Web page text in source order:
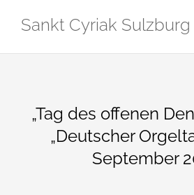
InhaltSankt Cyriak Sulzburg
„Tag des offenen
„Deutscher
September